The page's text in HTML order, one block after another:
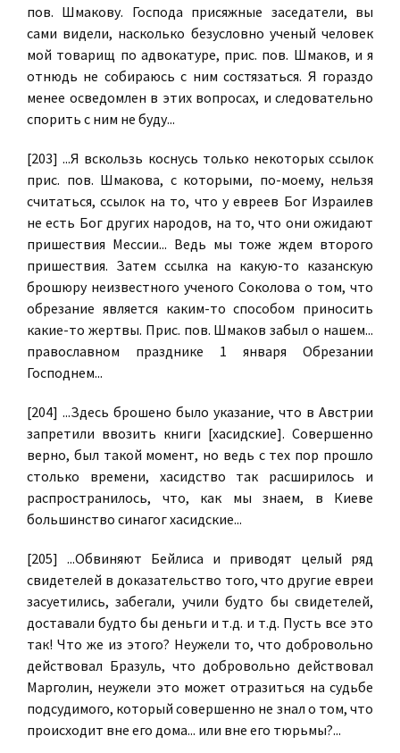
пов. Шмакову. Господа присяжные заседатели, вы
сами видели, насколько безусловно ученый человек
мой товарищ по адвокатуре, прис. пов. Шмаков, и я
отнюдь не собираюсь с ним состязаться. Я гораздо
менее осведомлен в этих вопросах, и следовательно
спорить с ним не буду...
[203] ...Я вскользь коснусь только некоторых ссылок
прис. пов. Шмакова, с которыми, по-моему, нельзя
считаться, ссылок на то, что у евреев Бог Израилев
не есть Бог других народов, на то, что они ожидают
пришествия Мессии... Ведь мы тоже ждем второго
пришествия. Затем ссылка на какую-то казанскую
брошюру неизвестного ученого Соколова о том, что
обрезание является каким-то способом приносить
какие-то жертвы. Прис. пов. Шмаков забыл о нашем...
православном празднике 1 января Обрезании
Господнем...
[204] ...Здесь брошено было указание, что в Австрии
запретили ввозить книги [хасидские]. Совершенно
верно, был такой момент, но ведь с тех пор прошло
столько времени, хасидство так расширилось и
распространилось, что, как мы знаем, в Киеве
большинство синагог хасидские...
[205] ...Обвиняют Бейлиса и приводят целый ряд
свидетелей в доказательство того, что другие евреи
засуетились, забегали, учили будто бы свидетелей,
доставали будто бы деньги и т.д. и т.д. Пусть все это
так! Что же из этого? Неужели то, что добровольно
действовал Бразуль, что добровольно действовал
Марголин, неужели это может отразиться на судьбе
подсудимого, который совершенно не знал о том, что
происходит вне его дома... или вне его тюрьмы?...